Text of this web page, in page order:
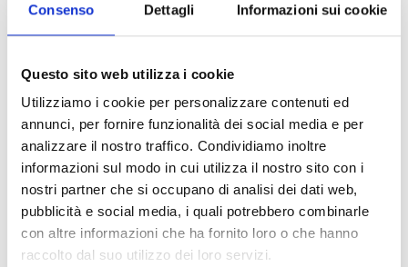
Consenso Dettagli Informazioni sui cookie
Questo sito web utilizza i cookie
Utilizziamo i cookie per personalizzare contenuti ed
annunci, per fornire funzionalità dei social media e per
analizzare il nostro traffico. Condividiamo inoltre
informazioni sul modo in cui utilizza il nostro sito con i
nostri partner che si occupano di analisi dei dati web,
pubblicità e social media, i quali potrebbero combinarle
con altre informazioni che ha fornito loro o che hanno
raccolto dal suo utilizzo dei loro servizi.
approfondire alcune tematiche di rilevanza strategica.
Durante gli incontri le imprese potranno ricevere una
consulenza personalizzata sulle principali soluzioni su
misura per prevenire le minacce informatiche, sulle
best practices per la gestione dei dati e l’ottenimento
della certificazione ISO 27001, sui principali bandi e
misure di agevolazione per finanziare i propri
investimenti digitali.
La partecipazione all'evento è gratuita,previa
registrazione da effettuare attraverso